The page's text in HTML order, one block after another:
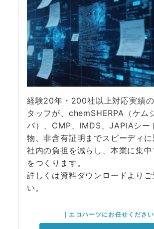
経験20年・200社以上対応実績
タッフが、chemSHERPA（ケム
パ）、CMP、IMDS、JAPIAシー
物、非含有証明までスピーディに
社内の負担を減らし、本業に集
をつくります。
詳しくは資料ダウンロードよりご
い。
｜エコハーツにお任せください